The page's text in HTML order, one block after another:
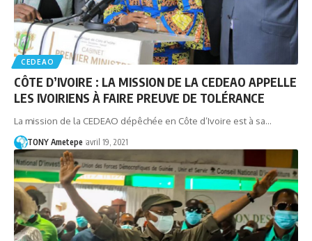
CEDEAO
CÔTE D’IVOIRE : LA MISSION DE LA CEDEAO APPELLE
LES IVOIRIENS À FAIRE PREUVE DE TOLÉRANCE
La mission de la CEDEAO dépêchée en Côte d’Ivoire est à sa…
TONY Ametepe avril 19, 2021